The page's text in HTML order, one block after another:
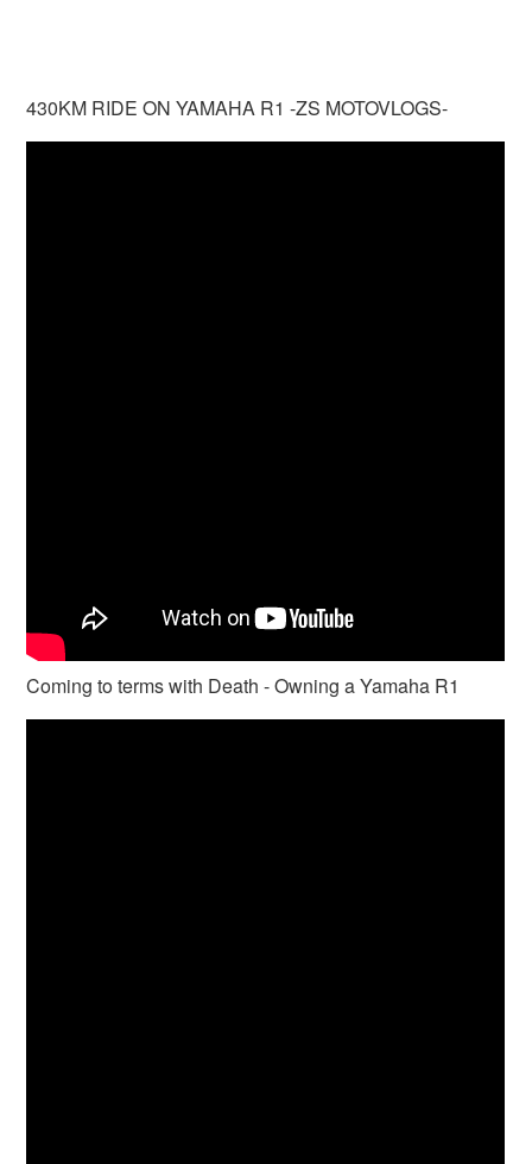
430KM RIDE ON YAMAHA R1 -ZS MOTOVLOGS-
Coming to terms with Death - Owning a Yamaha R1